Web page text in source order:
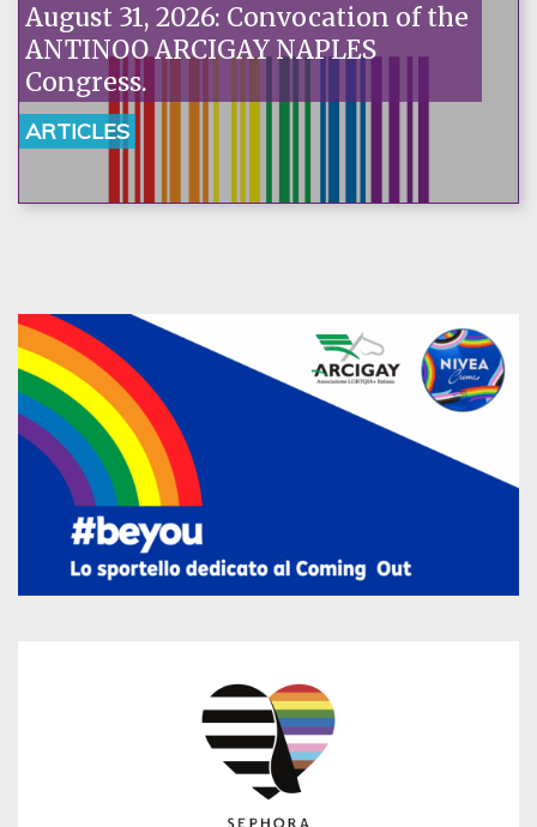
August 31, 2026: Convocation of the
ANTINOO ARCIGAY NAPLES
Congress.
ARTICLES